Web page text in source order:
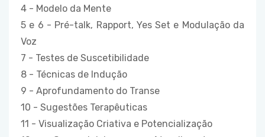
4 - Modelo da Mente
5 e 6 - Pré-talk, Rapport, Yes Set e Modulação da
Voz
7 - Testes de Suscetibilidade
8 - Técnicas de Indução
9 - Aprofundamento do Transe
10 - Sugestões Terapêuticas
11 - Visualização Criativa e Potencialização